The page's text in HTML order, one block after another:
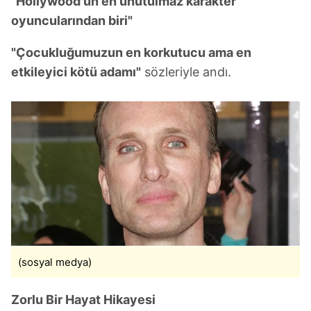
oyuncularından biri"
"Çocukluğumuzun en korkutucu ama en
etkileyici kötü adamı" sözleriyle andı.
(sosyal medya)
Zorlu Bir Hayat Hikayesi